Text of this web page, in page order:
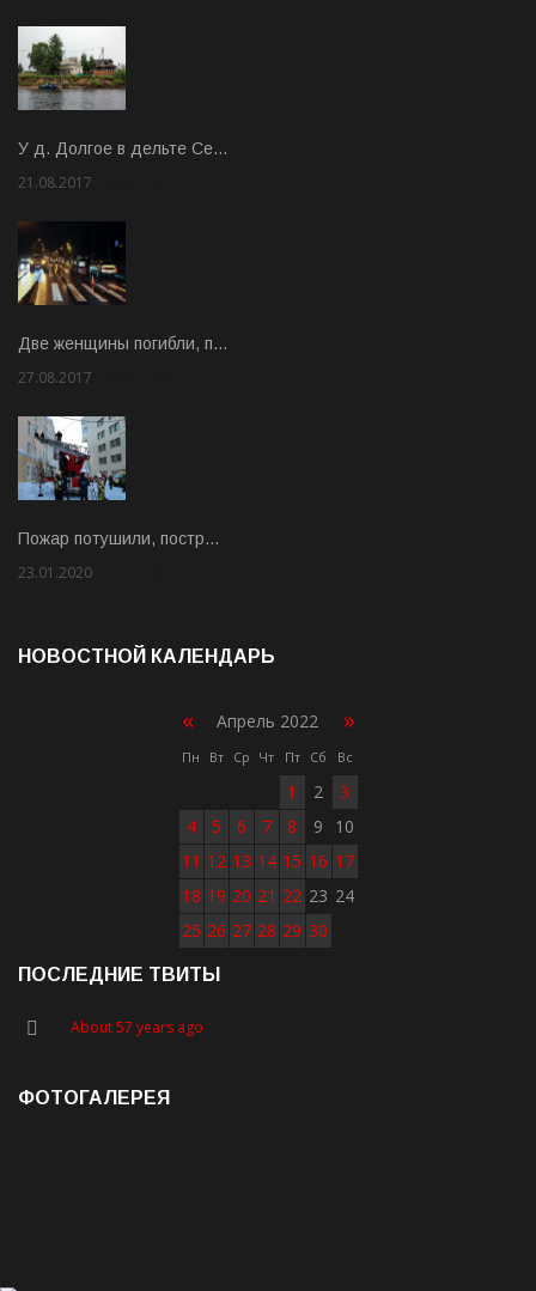
У д. Долгое в дельте Се…
21.08.2017
Две женщины погибли, п…
27.08.2017
Пожар потушили, постр…
23.01.2020
НОВОСТНОЙ КАЛЕНДАРЬ
« Апрель 2022 »
Пн Вт Ср Чт Пт Сб Вс
1 2
3
4
5 6 7 8 9
10
11 12 13 14 15 16 17
18 19 20 21 22 23 24
25 26 27 28 29 30
ПОСЛЕДНИЕ ТВИТЫ
About 57 years ago
ФОТОГАЛЕРЕЯ